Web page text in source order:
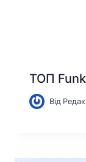
ТОП
Від